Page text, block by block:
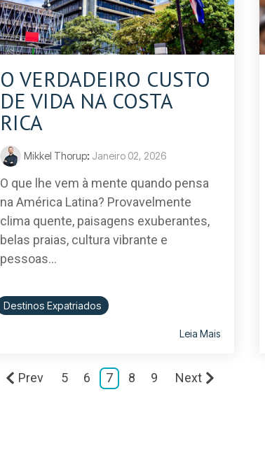
O VERDADEIRO CUSTO
DE VIDA NA COSTA
RICA
Mikkel Thorup: Janeiro 02, 2026
O que lhe vem à mente quando pensa
na América Latina? Provavelmente
clima quente, paisagens exuberantes,
belas praias, cultura vibrante e
pessoas...
Destinos Expatriados
Leia Mais
Prev 5 6 7 8 9 Next